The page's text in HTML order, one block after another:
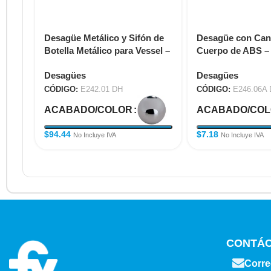
Desagüe Metálico y Sifón de
Botella Metálico para Vessel –
Desagües
CÓDIGO: E242.01 DH
ACABADO/COLOR
$94.44 No Incluye IVA
Desagüe con
Cuerpo de ABS –
Desagües
CÓDIGO: E246.06A
ACABADO/
$7.18 No Incluye IVA